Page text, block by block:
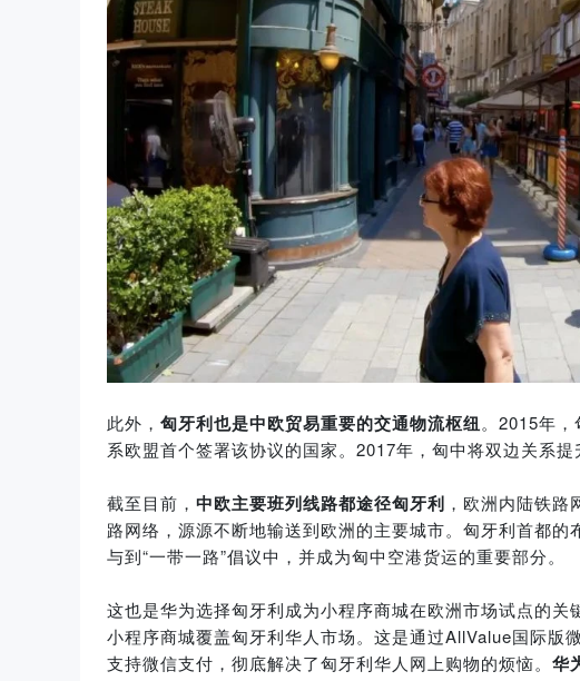
此外， 匈牙利也是中欧贸易重要的交通物流枢纽。2015年，
系欧盟首个签署该协议的国家。2017年，匈中将双边关系提
截至目前， 中欧主要班列线路都途径匈牙利 ，欧洲内陆铁
路网络，源源不断地输送到欧洲的主要城市。匈牙利首都的
与到“一带一路”倡议中，并成为匈中空港货运的重要部分。
这也是华为选择匈牙利成为小程序商城在欧洲市场试点的
小程序商城覆盖匈牙利华人市场。这是通过AllValue国际版
支持微信支付，彻底解决了匈牙利华人网上购物的烦恼。 华